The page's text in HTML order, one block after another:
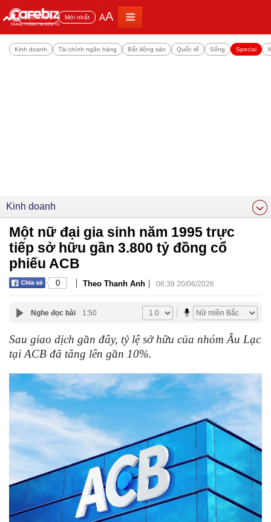
Đọc nhiều Mới nhất AA
Kinh doanh Tài chính ngân hàng Bất động sản Quốc tế Sống Special
Kinh doanh
Một nữ đại gia sinh năm 1995 trực
tiếp sở hữu gần 3.800 tỷ đồng cổ
phiếu ACB
0 | Theo Thanh Anh | 06:39 20/06/2026
Nghe đọc bài 1:50
Sau giao dịch gần đây, tỷ lệ sở hữu của nhóm Âu Lạc
tại ACB đã tăng lên gần 10%.